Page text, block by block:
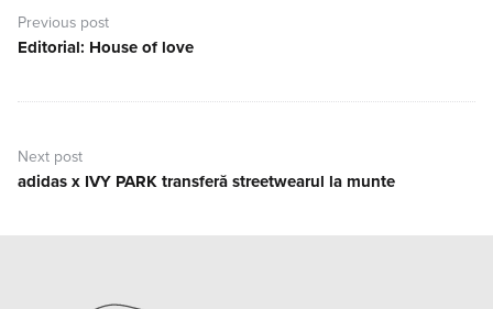
în
articole
Previous post
Previous
Editorial: House of love
Next post
Next
adidas x IVY PARK transferă streetwearul la munte